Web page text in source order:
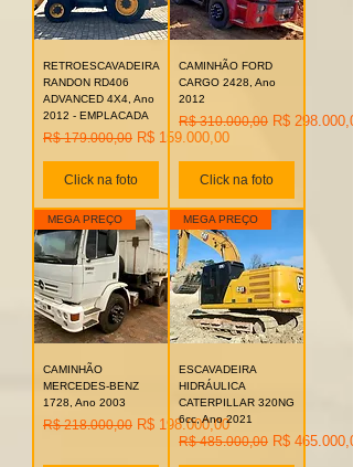
RETROESCAVADEIRA
RANDON RD406
ADVANCED 4X4, Ano
2012 - EMPLACADA
Preço normal
R$ 179.000,00 Preço promocional
R$ 159.000,00
Click na foto
CAMINHÃO FORD
CARGO 2428, Ano
2012
Preço normal
R$ 310.000,00 Preço
R$
Click na foto
MEGA PREÇO
CAMINHÃO
MERCEDES-BENZ
1728, Ano 2003
Preço normal
R$ 218.000,00 Preço promocional
R$ 198.000,00
MEGA PREÇO
ESCAVADEIRA
HIDRÁULICA
CATERPILLAR 320NG
6cc, Ano 2021
Preço normal
R$ 485.000,00 Preço
R$